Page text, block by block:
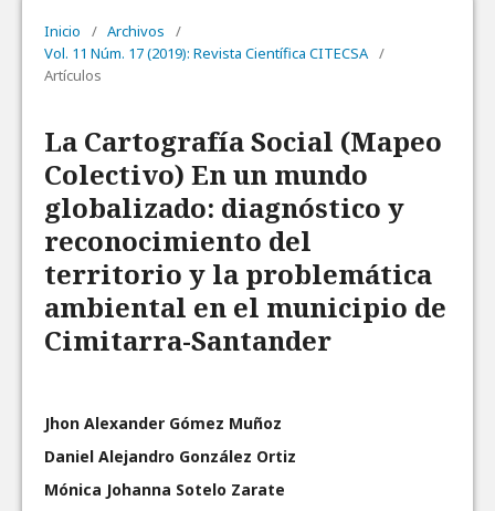
Inicio / Archivos
/
Vol. 11 Núm. 17 (2019): Revista Científica CITECSA /
Artículos
La Cartografía Social (Mapeo
Colectivo) En un mundo
globalizado: diagnóstico y
reconocimiento del
territorio y la problemática
ambiental en el municipio de
Cimitarra-Santander
Jhon Alexander Gómez Muñoz
Daniel Alejandro González Ortiz
Mónica Johanna Sotelo Zarate